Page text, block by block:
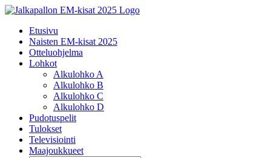
Skip
contentEtusivu
Naisten EM-kisat 2025
Otteluohjelma
Lohkot
Alkulohko A
Alkulohko B
Alkulohko C
Alkulohko D
Pudotuspelit
Tulokset
Televisiointi
Maajoukkueet